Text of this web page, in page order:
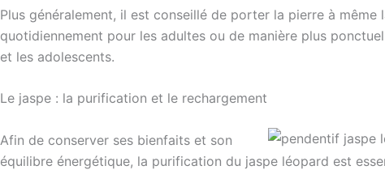
Plus généralement, il est conseillé de porter la pierre à même
quotidiennement pour les adultes ou de manière plus
et les adolescents.
Le jaspe : la purification et le rechargement
Afin de conserver ses bienfaits et son
équilibre énergétique, la purification du jaspe léopard est